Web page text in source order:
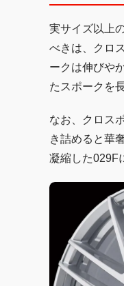
実サイズ以上
べきは、クロ
ークは伸びや
たスポークを
なお、クロス
き詰めると華
凝縮した029F